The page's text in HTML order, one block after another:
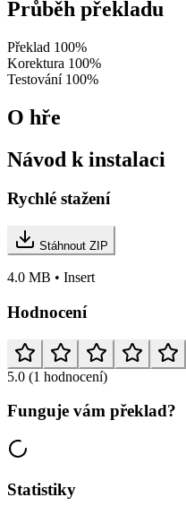
Průběh překladu
Překlad 100%
Korektura 100%
Testování 100%
O hře
Návod k instalaci
Rychlé stažení
Stáhnout ZIP
4.0 MB • Insert
Hodnocení
5.0 (1 hodnocení)
Funguje vám překlad?
Statistiky